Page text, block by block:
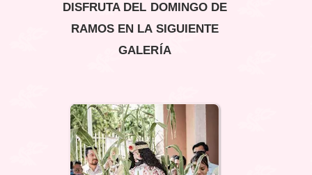
DISFRUTA DEL DOMINGO DE
RAMOS EN LA SIGUIENTE
GALERÍA